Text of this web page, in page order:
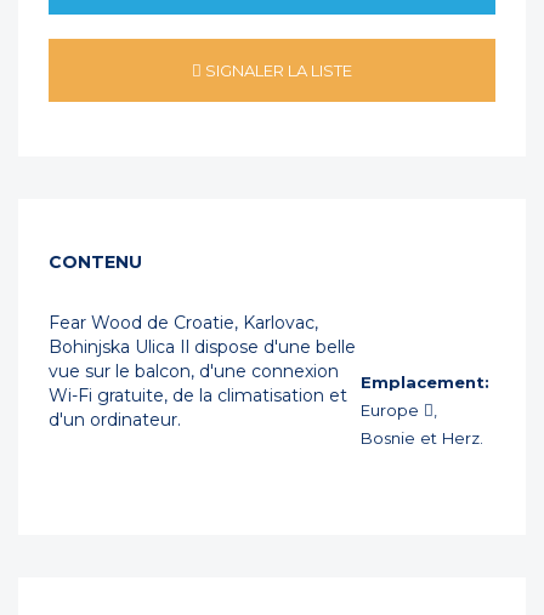
SIGNALER LA LISTE
CONTENU
Fear Wood de Croatie, Karlovac,
Bohinjska Ulica Il dispose d'une belle
vue sur le balcon, d'une connexion
Wi-Fi gratuite, de la climatisation et
d'un ordinateur.
Emplacement:
Europe ,
Bosnie et Herz.